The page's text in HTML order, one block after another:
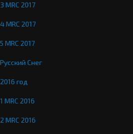
3 MRC 2017
4 MRC 2017
5 MRC 2017
Русский Снег
2016 год
1 MRC 2016
2 MRC 2016